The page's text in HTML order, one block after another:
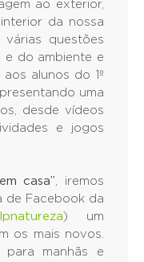
ao exterior,
da nossa
várias questões
e do ambiente e
alunos do 1º
uma
desde vídeos
e jogos
casa”, iremos
de Facebook da
) um
os mais novos.
para manhãs e